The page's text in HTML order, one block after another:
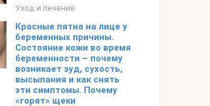
Уход и лечение
Красные пятна на лице у
беременных причины.
Состояние кожи во время
беременности – почему
возникает зуд, сухость,
высыпания и как снять
эти симптомы. Почему
«горят» щеки